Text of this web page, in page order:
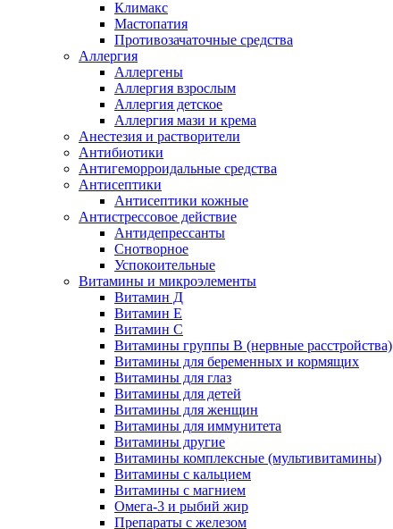
Климакс
Мастопатия
Противозачаточные средства
Аллергия
Аллергены
Аллергия взрослым
Аллергия детское
Аллергия мази и крема
Анестезия и растворители
Антибиотики
Антигеморроидальные средства
Антисептики
Антисептики кожные
Антистрессовое действие
Антидепрессанты
Снотворное
Успокоительные
Витамины и микроэлементы
Витамин Д
Витамин Е
Витамин С
Витамины группы В (нервные расстройства)
Витамины для беременных и кормящих
Витамины для глаз
Витамины для детей
Витамины для женщин
Витамины для иммунитета
Витамины другие
Витамины комплексные (мультивитамины)
Витамины с кальцием
Витамины с магнием
Омега-3 и рыбий жир
Препараты с железом